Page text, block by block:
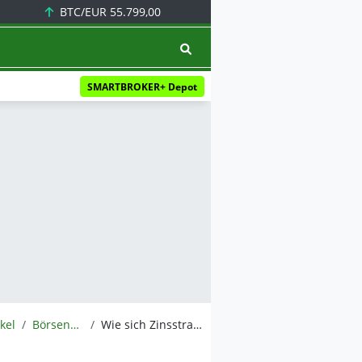
BTC/EUR 55.799,00
SMARTBROKER+ Depot
BörsenNEWS.de Wie sich Zinsstrategie der EZB auf Unternehmen und Verbraucher auswirkt: Zinsentscheidung im Fokus – Steuern, Kapitalkosten steiler Berg hinauf oder bergab?